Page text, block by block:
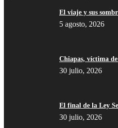
El viaje y sus
5 agosto, 2026
Chiapas, víctima
30 julio, 2026
El final de la Ley
30 julio, 2026